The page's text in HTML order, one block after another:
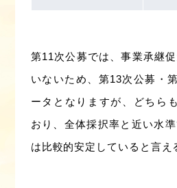
第11次公募では、事業承継
いないため、第13次公募・
ータとなりますが、どちら
おり、全体採択率と近い水
は比較的安定していると言え